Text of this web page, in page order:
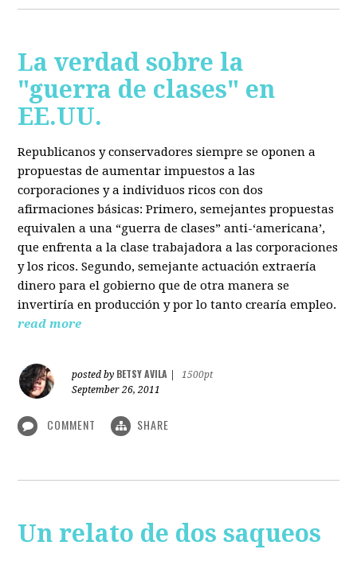
La verdad sobre la
"guerra de clases" en
EE.UU.
Republicanos y conservadores siempre se oponen a
propuestas de aumentar impuestos a las
corporaciones y a individuos ricos con dos
afirmaciones básicas: Primero, semejantes propuestas
equivalen a una “guerra de clases” anti-‘americana’,
que enfrenta a la clase trabajadora a las corporaciones
y los ricos. Segundo, semejante actuación extraería
dinero para el gobierno que de otra manera se
invertiría en producción y por lo tanto crearía empleo.
read more
posted by BETSY AVILA
1500pt
September 26, 2011
COMMENT SHARE
Un relato de dos saqueos